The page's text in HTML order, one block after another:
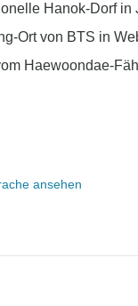
Hanok-Dorf in
Ort von BTS in
Haewoondae-
ansehen